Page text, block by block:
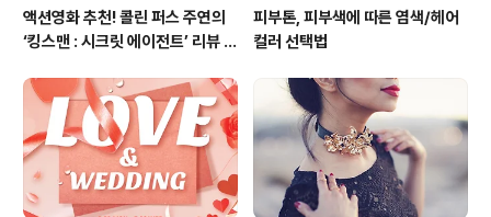
액션영화 추천! 콜린 퍼스 주연의
‘킹스맨 : 시크릿 에이전트’ 리뷰 &
피부톤, 피부색에 따른 염색/헤어
컬러 선택법